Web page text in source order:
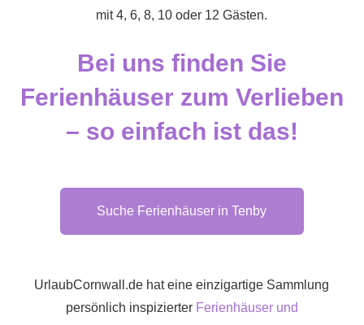
mit 4, 6, 8, 10 oder 12 Gästen.
Bei uns finden Sie
Ferienhäuser zum Verlieben
– so einfach ist das!
Suche Ferienhäuser in Tenby
UrlaubCornwall.de hat eine einzigartige Sammlung
persönlich inspizierter Ferienhäuser und